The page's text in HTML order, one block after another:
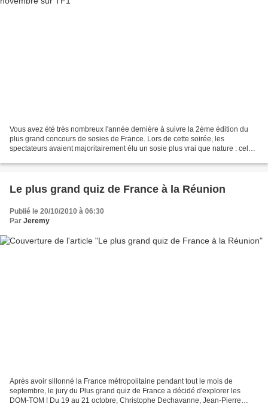
Vous avez été très nombreux l'année dernière à suivre la 2ème édition du
plus grand concours de sosies de France. Lors de cette soirée, les
spectateurs avaient majoritairement élu un sosie plus vrai que nature : celui
Le plus grand quiz de France à la Réunion
Publié le 20/10/2010 à 06:30
Par Jeremy
Après avoir sillonné la France métropolitaine pendant tout le mois de
septembre, le jury du Plus grand quiz de France a décidé d'explorer les
DOM-TOM ! Du 19 au 21 octobre, Christophe Dechavanne, Jean-Pierre